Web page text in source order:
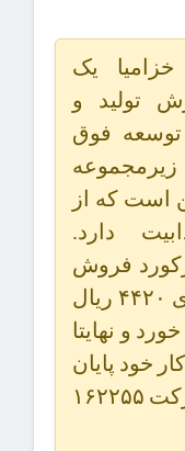
یک
تولید و
فوق
زیرمجموعه
است که از
دارد.
فروش
را شکسته و با قیمت تابلوی ۴۴۲۰ ریال
خورد و نهایتا
خود پایان
داده است. ارزش بازار شرکت ۱۶۲۲۵۵